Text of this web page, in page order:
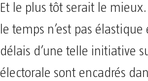
Et le plus tôt serait le
le temps n’est pas élastique
délais d’une telle initiative
électorale sont encadrés